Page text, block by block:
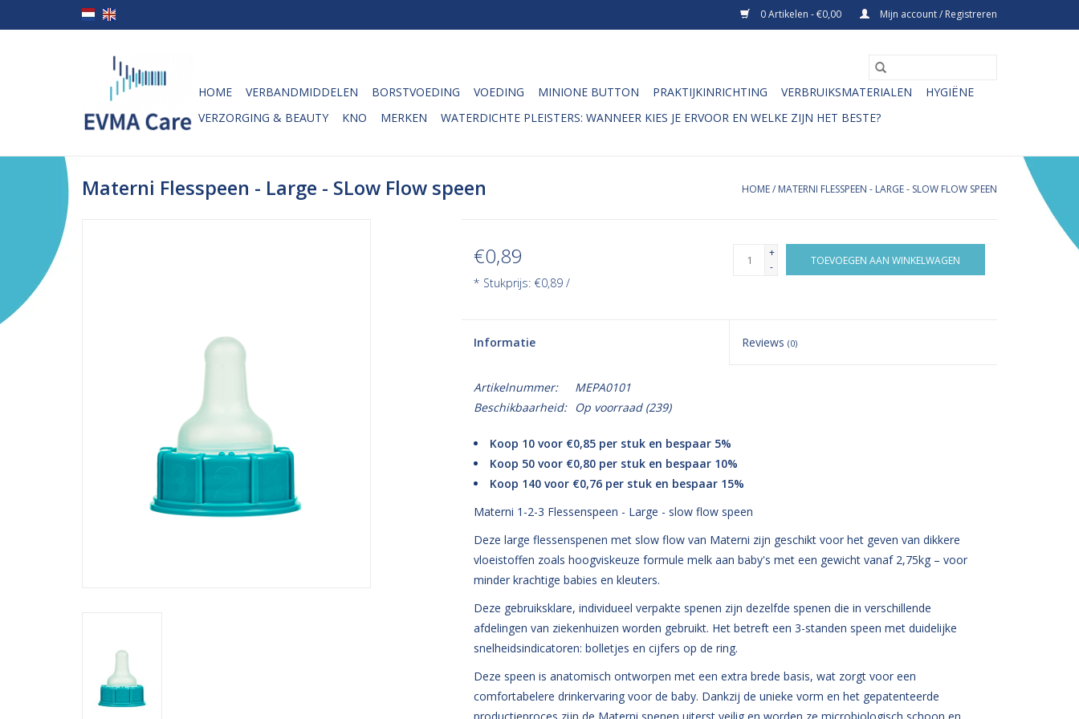
0 Artikelen - €0,00 Mijn account / Registreren
HOME VERBANDMIDDELEN BORSTVOEDING VOEDING MINIONE BUTTON PRAKTIJKINRICHTING VERBRUIKSMATERIALEN
HYGIËNE
VERZORGING & BEAUTY
KNO MERKEN WATERDICHTE PLEISTERS: WANNEER KIES JE ERVOOR EN WELKE ZIJN HET BESTE?
Materni Flesspeen - Large - SLow Flow speen HOME/ MATERNI FLESSPEEN - LARGE - SLOW FLOW SPEEN
€0,89
* Stukprijs: €0,89 /
+
-
TOEVOEGEN AAN WINKELWAGEN
Informatie Reviews(0)
Artikelnummer:
MEPA0101
Beschikbaarheid:
Op voorraad(239)
Koop 10 voor €0,85 per stuk en bespaar 5%
Koop 50 voor €0,80 per stuk en bespaar 10%
Koop 140 voor €0,76 per stuk en bespaar 15%
Materni 1-2-3 Flessenspeen - Large - slow flow speen
Deze large flessenspenen met slow flow van Materni zijn geschikt voor het geven van dikkere
vloeistoffen zoals hoogviskeuze formule melk aan baby's met een gewicht vanaf 2,75kg – voor
minder krachtige babies en kleuters.
Deze gebruiksklare, individueel verpakte spenen zijn dezelfde spenen die in verschillende
afdelingen van ziekenhuizen worden gebruikt. Het betreft een 3-standen speen met duidelijke
snelheidsindicatoren: bolletjes en cijfers op de ring.
Deze speen is anatomisch ontworpen met een extra brede basis, wat zorgt voor een
comfortabelere drinkervaring voor de baby. Dankzij de unieke vorm en het gepatenteerde